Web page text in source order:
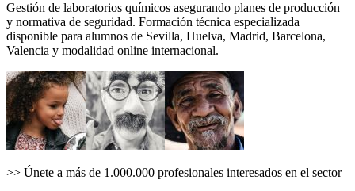
Gestión de laboratorios químicos asegurando planes de producción
y normativa de seguridad. Formación técnica especializada
disponible para alumnos de Sevilla, Huelva, Madrid, Barcelona,
Valencia y modalidad online internacional.
>> Únete a más de 1.000.000 profesionales interesados en el sector